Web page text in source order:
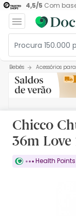
4,5/5 Com
Bebés Acessórios
Chicco
36m Love
Health Points